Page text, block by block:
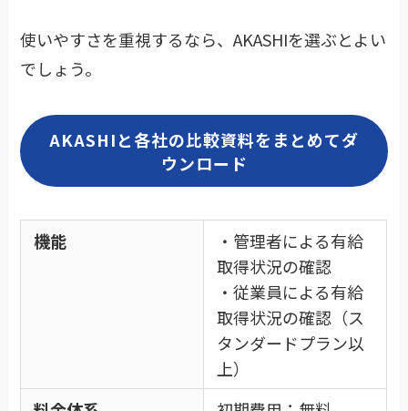
使いやすさを重視するなら、AKASHIを選ぶとよい
でしょう。
AKASHIと各社の比較資料をまとめてダ
ウンロード
機能
・管理者による有給
取得状況の確認
・従業員による有給
取得状況の確認（ス
タンダードプラン以
上）